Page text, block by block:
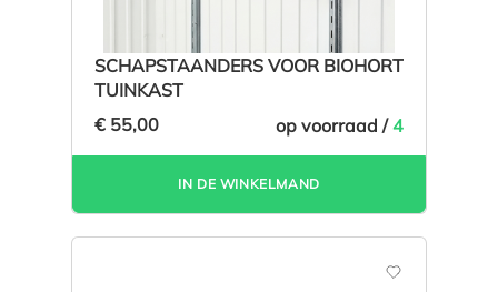
SCHAPSTAANDERS VOOR BIOHORT
TUINKAST
€ 55,00
op voorraad /4
IN DE WINKELMAND